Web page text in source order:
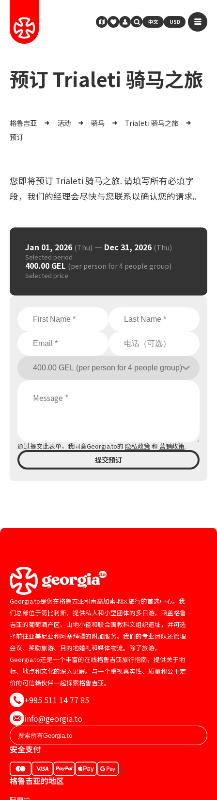
中文 USD
预订 Trialeti 骑马之旅
格鲁吉亚 活动 骑马
Trialeti 骑马之旅
预订
您即将预订 Trialeti 骑马之旅. 请填写所有必填字
段，我们的经理会尽快与您联系以确认您的请求。
通过提交此表单，我同意Georgia.to的 隐私政策 和 营销政策.
提交预订
Jan 01, 2026 (Thu) — Dec 31, 2026 (Thu)
Selected period
400.00 GEL (per person for 4 people group)
Selected price
Georgia.to是您在格鲁吉亚和南高加索地区旅行的首选中心。我
们总部位于第比利斯，提供私人和小型团体的多日游，涵盖格鲁
吉亚的葡萄酒产区、山地小径和联合国教科文组织遗址，并可选
择前往亚美尼亚和阿塞拜疆的附加服务。我们的专业团队还管理
会议、奖励旅游、目的地婚礼和媒体物流。除了旅游，
Georgia.to还是一个丰富的在线格鲁吉亚旅行指南，提供关于地
标、地点和文化的深入见解。与一个重视真实性、质量和公平定
价的可信赖伙伴一起探索格鲁吉亚。
+995 511 14 77 85
info@georgia.to
安全支付
格鲁吉亚的地区